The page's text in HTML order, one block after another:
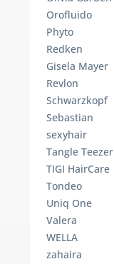
Orofluido
Phyto
Redken
Gisela Mayer
Revlon
Schwarzkopf
Sebastian
sexyhair
Tangle Teezer
TIGI HairCare
Tondeo
Uniq One
Valera
WELLA
zahaira